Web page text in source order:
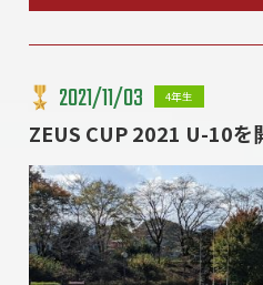
2021/11/03 4年生
ZEUS CUP 2021 U-10を